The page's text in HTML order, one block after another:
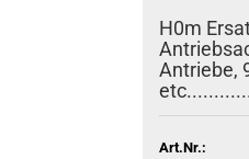
H0m
Antriebe,
Art.Nr.: